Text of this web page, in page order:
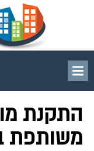
התקנת
משותפת